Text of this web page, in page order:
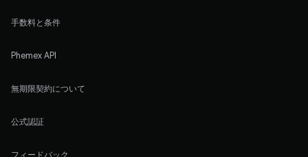
手数料と条件
Phemex API
無期限契約について
公式認証
フィードバック